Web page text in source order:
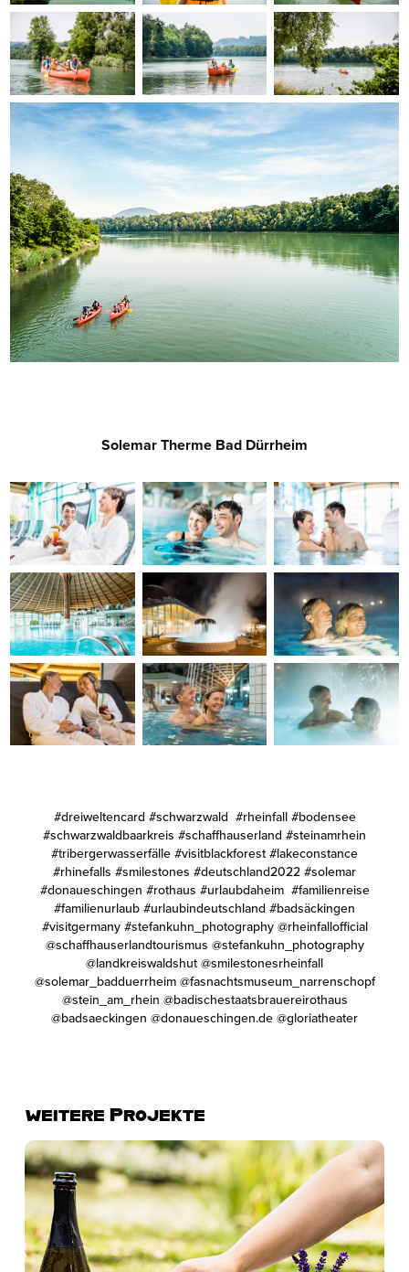
Solemar Therme Bad Dürrheim
#dreiweltencard #schwarzwald #rheinfall #bodensee
#schwarzwaldbaarkreis #schaffhauserland #steinamrhein
#tribergerwasserfälle #visitblackforest #lakeconstance
#rhinefalls #smilestones #deutschland2022 #solemar
#donaueschingen #rothaus #urlaubdaheim #familienreise
#familienurlaub #urlaubindeutschland #badsäckingen
#visitgermany #stefankuhn_photography @rheinfallofficial
@schaffhauserlandtourismus @stefankuhn_photography
@landkreiswaldshut @smilestonesrheinfall
@solemar_badduerrheim @fasnachtsmuseum_narrenschopf
@stein_am_rhein @badischestaatsbrauereirothaus
@badsaeckingen @donaueschingen.de @gloriatheater
weitere Projekte